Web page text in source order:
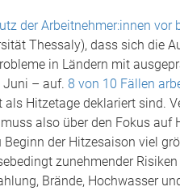
der Arbeitnehmer:innen vor
Thessaly), dass sich die
in Ländern mit
Juni – auf. 8 von 10 Fällen
als Hitzetage deklariert sind.
also über den Fokus auf
der Hitzesaison viel
zunehmender
Brände, Hochwasser